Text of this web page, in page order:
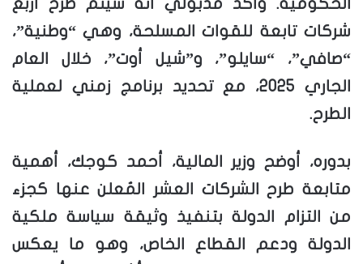
الحكومية. وأكد مدبولي أنه سيتم طرح أربع
شركات تابعة للقوات المسلحة، وهي “وطنية”،
“صافي”، “سايلو”، و”شيل أوت”، خلال العام
الجاري 2025، مع تحديد برنامج زمني لعملية
الطرح.
بدوره، أوضح وزير المالية، أحمد كوجك، أهمية
متابعة طرح الشركات العشر المُعلن عنها كجزء
من التزام الدولة بتنفيذ وثيقة سياسة ملكية
الدولة ودعم القطاع الخاص، وهو ما يعكس